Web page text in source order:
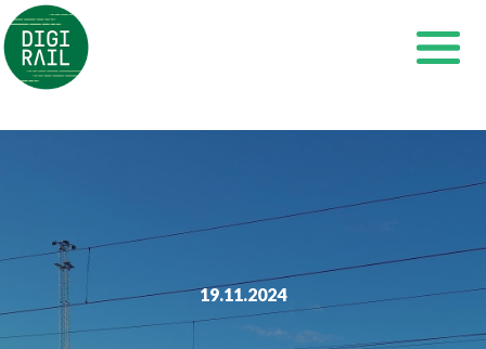
Siirry
sisältöön
19.11.2024